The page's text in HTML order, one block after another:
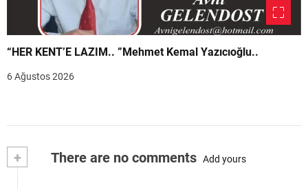
“HER KENT’E LAZIM.. ”Mehmet Kemal Yazıcıoğlu..
6 Ağustos 2026
+ There are no comments Add yours